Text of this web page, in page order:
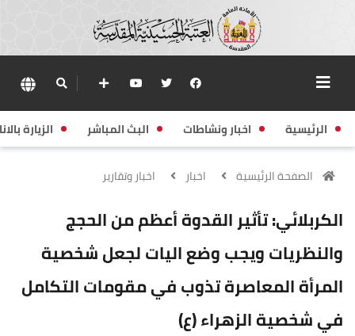
الرئيسية اخبار ونشاطات البث المباشر الزيارة
الصفحة الرئيسية اخبار اخبار وتقارير
الكربلائي: تأثير القدوة أعظم من الحجج
والنظريات ويجب وضع اليات لجعل شخصية
المرأة المعاصرة تذوب في مقومات التكامل
في شخصية الزهراء (ع)